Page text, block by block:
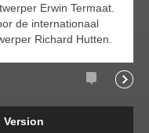
Erwin Termaat.
de internationaal
Richard Hutten.
Comments